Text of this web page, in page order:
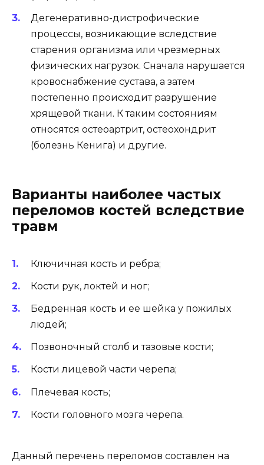
Дегенеративно-дистрофические
процессы, возникающие вследствие
старения организма или чрезмерных
физических нагрузок. Сначала нарушается
кровоснабжение сустава, а затем
постепенно происходит разрушение
хрящевой ткани. К таким состояниям
относятся остеоартрит, остеохондрит
(болезнь Кенига) и другие.
Варианты наиболее частых
переломов костей вследствие
травм
Ключичная кость и ребра;
Кости рук, локтей и ног;
Бедренная кость и ее шейка у пожилых
людей;
Позвоночный столб и тазовые кости;
Кости лицевой части черепа;
Плечевая кость;
Кости головного мозга черепа.
Данный перечень переломов составлен на